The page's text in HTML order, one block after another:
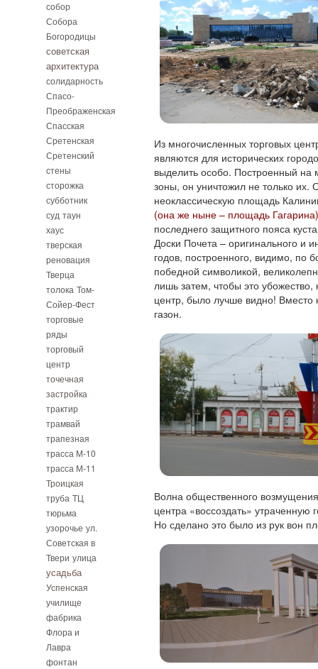
собор
Собора
Богородицы
советская
архитектура
солидарность
Спасо-
Преображенская
Спасская
Сретенская
Сретенский
стены
сторожка
субботник
суд таун
хаус
тверская
реновация
Тверца
толока Том-
Сойер-Фест
торговые
ряды
торговый
центр
точечная
застройка
трактир
трамвай
трапезная
трасса М-10
трасса М-11
Троицкая
труба ТЦ
тюрьма
узорочье ул.
Советская в
Твери улица
усадьба
Успенская
училище
фабрика
Флора и
Лавра
фонтан
Из многочисленных торговых
являются для исторических
выделить особо. Построенный на
зоны, он уничтожил не только их.
неоклассическую площадь
(она же ныне – площадь Гагарина)
последнего защитного пояса
Доски Почета – оригинального и
годов, построенного, видимо, по
победной символикой,
лишь затем, чтобы это
центр, было лучше видно! Вместо
газон.
Волна общественного
центра «воссоздать» утраченную
Но сделано это было из рук вон